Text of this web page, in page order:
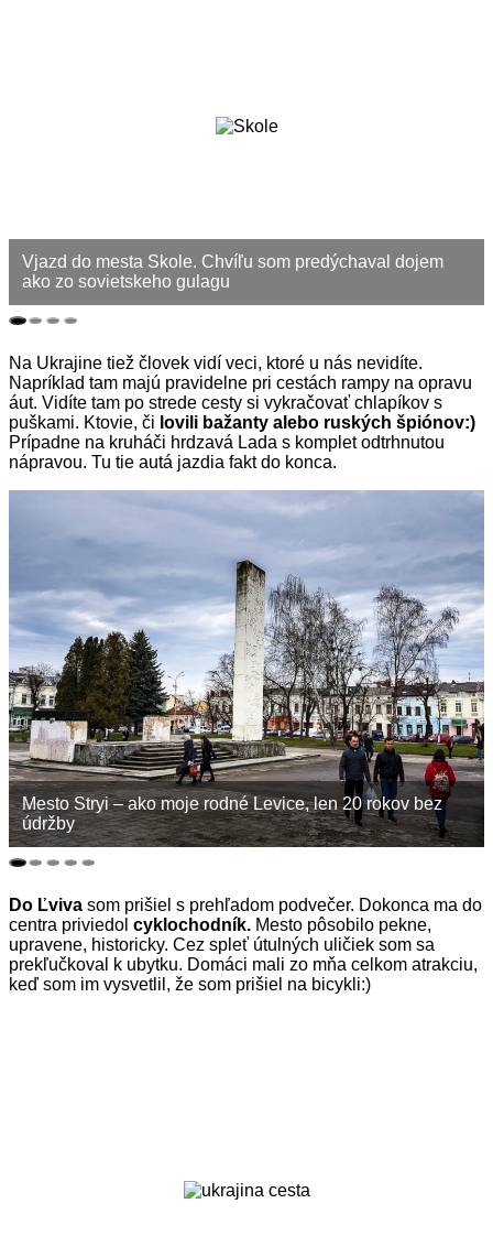
Vjazd do mesta Skole. Chvíľu som predýchaval dojem
ako zo sovietskeho gulagu
Na Ukrajine tiež človek vidí veci, ktoré u nás nevidíte.
Napríklad tam majú pravidelne pri cestách rampy na opravu
áut. Vidíte tam po strede cesty si vykračovať chlapíkov s
puškami. Ktovie, či lovili bažanty alebo ruských špiónov:)
Prípadne na kruháči hrdzavá Lada s komplet odtrhnutou
nápravou. Tu tie autá jazdia fakt do konca.
Mesto Stryi – ako moje rodné Levice, len 20 rokov bez
údržby
Do Ľviva som prišiel s prehľadom podvečer. Dokonca ma do
centra priviedol cyklochodník. Mesto pôsobilo pekne,
upravene, historicky. Cez spleť útulných uličiek som sa
prekľučkoval k ubytku. Domáci mali zo mňa celkom atrakciu,
keď som im vysvetlil, že som prišiel na bicykli:)